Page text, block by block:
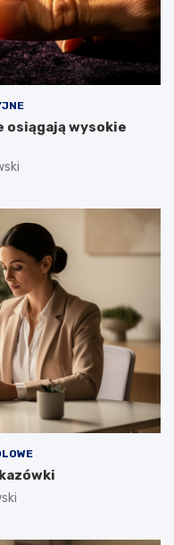
osiągają wysokie